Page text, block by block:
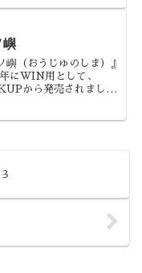
れました。むとうけいじ
ぱすコンビによる、新た
嶼
嶼（おうじゅのしま）』
にWIN用として、
から発売されまし